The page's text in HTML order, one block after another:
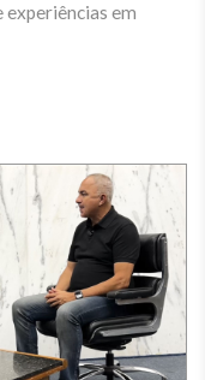
experiências em